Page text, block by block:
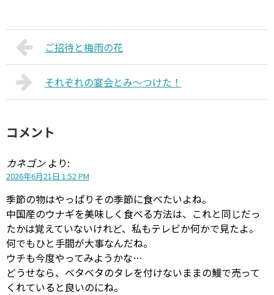
ご招待と梅雨の花
それぞれの宴会とみ〜つけた！
コメント
カネゴン より:
2026年6月21日 1:52 PM
季節の物はやっぱりその季節に食べたいよね。
中国産のウナギを美味しく食べる方法は、これと同じだっ
たかは覚えていないけれど、私もテレビか何かで見たよ。
何でもひと手間が大事なんだね。
ウチも今度やってみようかな…
どうせなら、ベタベタのタレを付けないままの鰻で売って
くれていると良いのにね。